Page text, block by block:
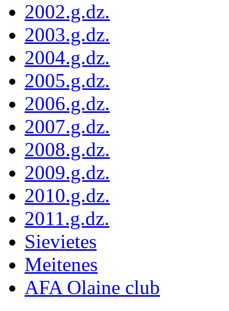
2002.g.dz.
2003.g.dz.
2004.g.dz.
2005.g.dz.
2006.g.dz.
2007.g.dz.
2008.g.dz.
2009.g.dz.
2010.g.dz.
2011.g.dz.
Sievietes
Meitenes
AFA Olaine club